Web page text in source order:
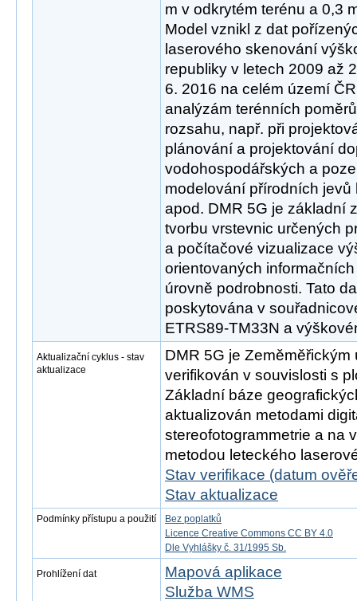
m v odkrytém terénu a 0,3
Model vznikl z dat
laserového skenování
republiky v letech 2009 až
6. 2016 na celém území
analýzám terénních
rozsahu, např. při
plánování a projektování
vodohospodářských a
modelování přírodních
apod. DMR 5G je základní
tvorbu vrstevnic určených
a počítačové vizualizace
orientovaných
úrovně podrobnosti. Tato
poskytována v
ETRS89-TM33N a
Aktualizační cyklus - stav
aktualizace
DMR 5G je
verifikován v souvislosti s
Základní báze
aktualizován metodami
stereofotogrammetrie a na
metodou leteckého
Stav verifikace (datum
Stav aktualizace
Podmínky přístupu a použití
Bez poplatků
Licence Creative Commons CC BY 4.0
Dle Vyhlášky č. 31/1995 Sb.
Prohlížení dat
Mapová aplikace
Služba WMS